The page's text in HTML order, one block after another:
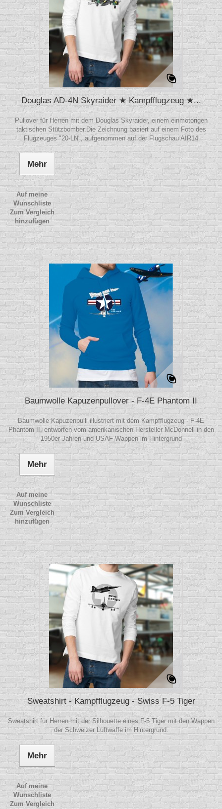
Douglas AD-4N Skyraider ★ Kampfflugzeug ★...
Pullover für Herren mit dem Douglas Skyraider, einem einmotorigen
taktischen Stützbomber.Die Zeichnung basiert auf einem Foto des
Flugzeuges "20-LN", aufgenommen auf der Flugschau AIR14
Mehr
Auf meine
Wunschliste
Zum Vergleich
hinzufügen
Baumwolle Kapuzenpullover - F-4E Phantom II
Baumwolle Kapuzenpulli illustriert mit dem Kampfflugzeug - F-4E
Phantom II, entworfen vom amerikanischen Hersteller McDonnell in den
1950er Jahren und USAF Wappen im Hintergrund
Mehr
Auf meine
Wunschliste
Zum Vergleich
hinzufügen
Sweatshirt - Kampfflugzeug - Swiss F-5 Tiger
Sweatshirt für Herren mit der Silhouette eines F-5 Tiger mit den Wappen
der Schweizer Luftwaffe im Hintergrund.
Mehr
Auf meine
Wunschliste
Zum Vergleich